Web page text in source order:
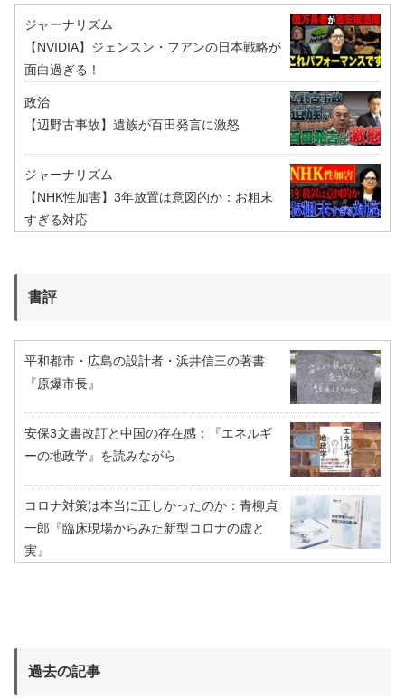
ジャーナリズム
【NVIDIA】ジェンスン・フアンの日本戦略が
面白過ぎる！
政治
【辺野古事故】遺族が百田発言に激怒
ジャーナリズム
【NHK性加害】3年放置は意図的か：お粗末
すぎる対応
書評
平和都市・広島の設計者・浜井信三の著書
『原爆市長』
安保3文書改訂と中国の存在感：『エネルギ
ーの地政学』を読みながら
コロナ対策は本当に正しかったのか：青柳貞
一郎『臨床現場からみた新型コロナの虚と
実』
過去の記事